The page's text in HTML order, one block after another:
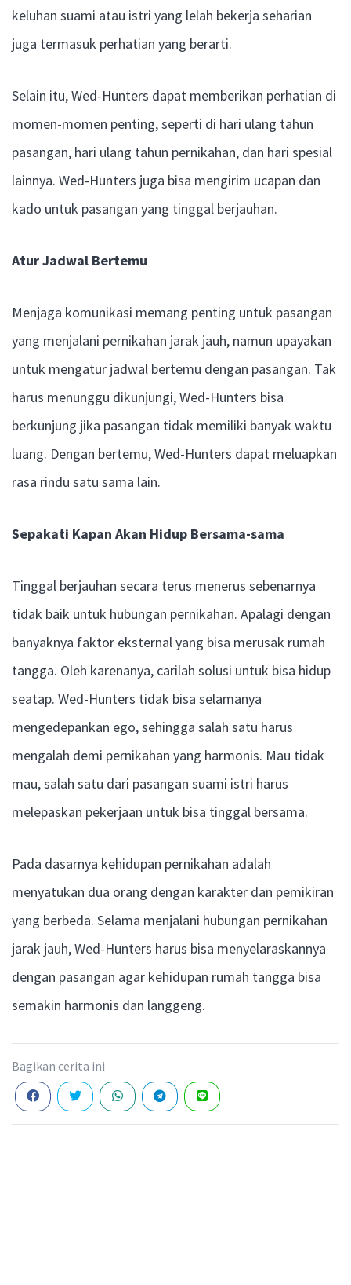
keluhan suami atau istri yang lelah bekerja seharian
juga termasuk perhatian yang berarti.
Selain itu, Wed-Hunters dapat memberikan perhatian di
momen-momen penting, seperti di hari ulang tahun
pasangan, hari ulang tahun pernikahan, dan hari spesial
lainnya. Wed-Hunters juga bisa mengirim ucapan dan
kado untuk pasangan yang tinggal berjauhan.
Atur Jadwal Bertemu
Menjaga komunikasi memang penting untuk pasangan
yang menjalani pernikahan jarak jauh, namun upayakan
untuk mengatur jadwal bertemu dengan pasangan. Tak
harus menunggu dikunjungi, Wed-Hunters bisa
berkunjung jika pasangan tidak memiliki banyak waktu
luang. Dengan bertemu, Wed-Hunters dapat meluapkan
rasa rindu satu sama lain.
Sepakati Kapan Akan Hidup Bersama-sama
Tinggal berjauhan secara terus menerus sebenarnya
tidak baik untuk hubungan pernikahan. Apalagi dengan
banyaknya faktor eksternal yang bisa merusak rumah
tangga. Oleh karenanya, carilah solusi untuk bisa hidup
seatap. Wed-Hunters tidak bisa selamanya
mengedepankan ego, sehingga salah satu harus
mengalah demi pernikahan yang harmonis. Mau tidak
mau, salah satu dari pasangan suami istri harus
melepaskan pekerjaan untuk bisa tinggal bersama.
Pada dasarnya kehidupan pernikahan adalah
menyatukan dua orang dengan karakter dan pemikiran
yang berbeda. Selama menjalani hubungan pernikahan
jarak jauh, Wed-Hunters harus bisa menyelaraskannya
dengan pasangan agar kehidupan rumah tangga bisa
semakin harmonis dan langgeng.
Bagikan cerita ini